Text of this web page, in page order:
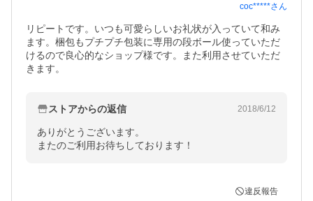
coc*****さん
リピートです。いつも可愛らしいお礼状が入っていて和み
ます。梱包もプチプチ包装に専用の段ボール使っていただ
けるので良心的なショップ様です。また利用させていただ
きます。
ストアからの返信 2018/6/12
ありがとうございます。
またのご利用お待ちしております！
違反報告